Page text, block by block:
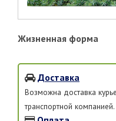
Жизненная форма
Доставка
Возможна доставка
транспортной компанией.